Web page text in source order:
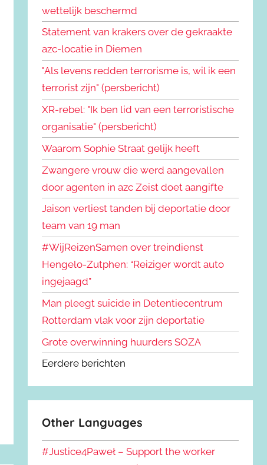
wettelijk beschermd
Statement van krakers over de gekraakte
azc-locatie in Diemen
"Als levens redden terrorisme is, wil ik een
terrorist zijn" (persbericht)
XR-rebel: "Ik ben lid van een terroristische
organisatie" (persbericht)
Waarom Sophie Straat gelijk heeft
Zwangere vrouw die werd aangevallen
door agenten in azc Zeist doet aangifte
Jaison verliest tanden bij deportatie door
team van 19 man
#WijReizenSamen over treindienst
Hengelo-Zutphen: “Reiziger wordt auto
ingejaagd”
Man pleegt suïcide in Detentiecentrum
Rotterdam vlak voor zijn deportatie
Grote overwinning huurders SOZA
Eerdere berichten
Other Languages
#Justice4Paweł – Support the worker